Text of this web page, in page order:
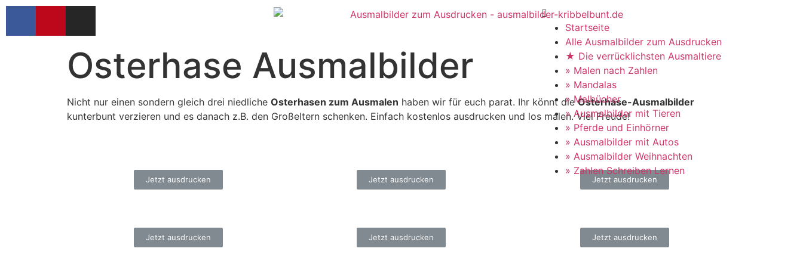
Startseite
Alle Ausmalbilder zum Ausdrucken
★ Die verrücklichsten Ausmaltiere
» Malen nach Zahlen
» Mandalas
» Malbücher
» Ausmalbilder mit Tieren
» Pferde und Einhörner
» Ausmalbilder mit Autos
» Ausmalbilder Weihnachten
» Zahlen Schreiben Lernen
Osterhase Ausmalbilder
Nicht nur einen sondern gleich drei niedliche Osterhasen zum Ausmalen haben wir für euch parat. Ihr könnt dieOsterhase-Ausmalbilder
kunterbunt verzieren und es danach z.B. den Großeltern schenken. Einfach kostenlos ausdrucken und los malen. Viel Freude!
Jetzt ausdrucken Jetzt ausdrucken Jetzt ausdrucken
Jetzt ausdrucken Jetzt ausdrucken Jetzt ausdrucken